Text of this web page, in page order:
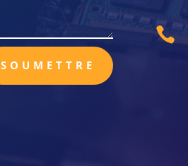
SOUMETTRE
